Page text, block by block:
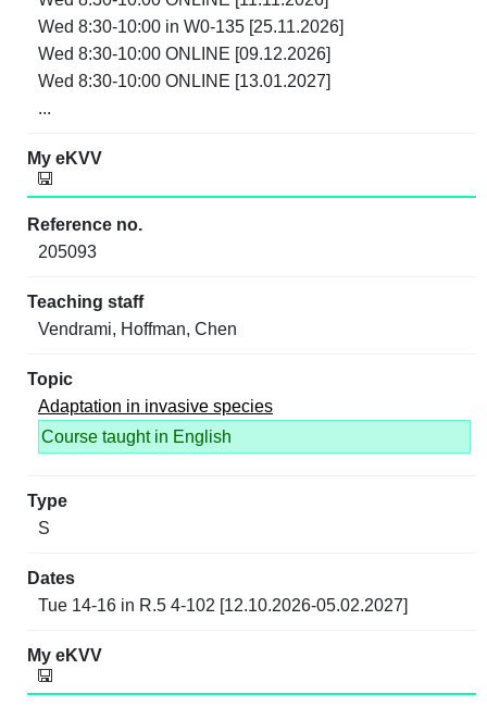
Wed 8:30-10:00 in W0-135 [25.11.2026]
Wed 8:30-10:00 ONLINE [09.12.2026]
Wed 8:30-10:00 ONLINE [13.01.2027]
...
205093
Vendrami, Hoffman, Chen
Adaptation in invasive species
Course taught in English
S
Tue 14-16 in R.5 4-102 [12.10.2026-05.02.2027]